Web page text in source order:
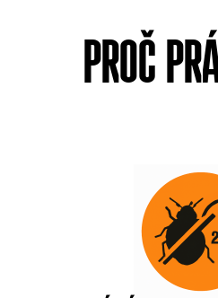
Rychlé a
hubení
VOLEJTE
PROČ